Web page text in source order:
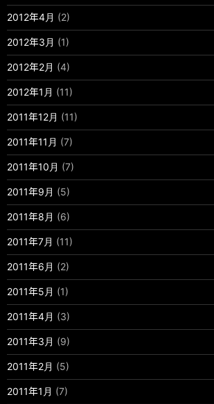
2012年4月 (2)
2012年3月 (1)
2012年2月 (4)
2012年1月 (11)
2011年12月 (11)
2011年11月 (7)
2011年10月 (7)
2011年9月 (5)
2011年8月 (6)
2011年7月 (11)
2011年6月 (2)
2011年5月 (1)
2011年4月 (3)
2011年3月 (9)
2011年2月 (5)
2011年1月 (7)